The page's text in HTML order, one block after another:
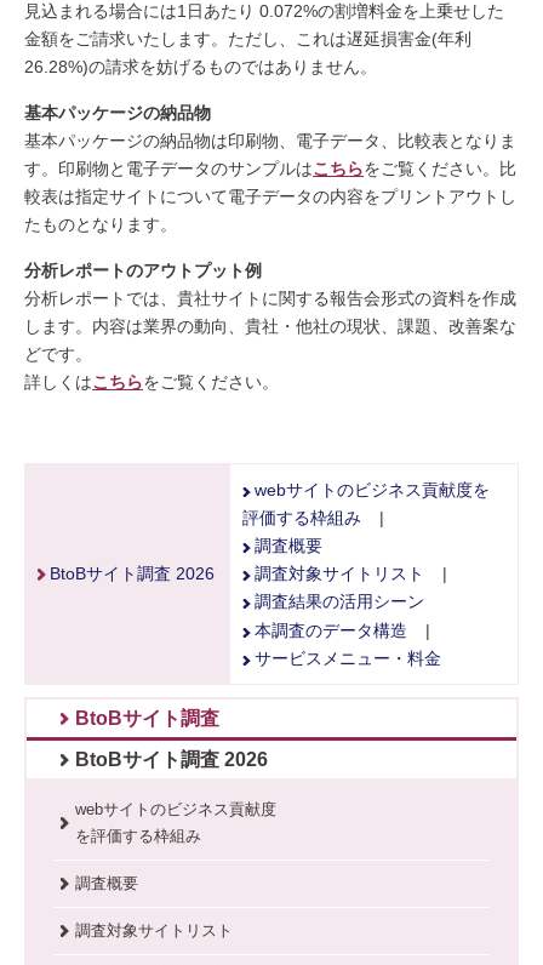
見込まれる場合には1日あたり 0.072%の割増料金を上乗せした
金額をご請求いたします。ただし、これは遅延損害金(年利
26.28%)の請求を妨げるものではありません。
基本パッケージの納品物
基本パッケージの納品物は印刷物、電子データ、比較表となりま
す。印刷物と電子データのサンプルはこちらをご覧ください。比
較表は指定サイトについて電子データの内容をプリントアウトし
たものとなります。
分析レポートのアウトプット例
分析レポートでは、貴社サイトに関する報告会形式の資料を作成
します。内容は業界の動向、貴社・他社の現状、課題、改善案な
どです。
詳しくはこちらをご覧ください。
BtoBサイト調査 2026
webサイトのビジネス貢献度を
評価する枠組み
|
調査概要
調査対象サイトリスト
|
調査結果の活用シーン
本調査のデータ構造
|
サービスメニュー・料金
BtoBサイト調査
BtoBサイト調査 2026
webサイトのビジネス貢献度
を評価する枠組み
調査概要
調査対象サイトリスト